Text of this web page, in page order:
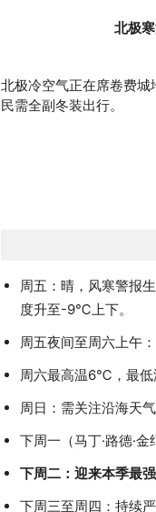
北极
北极冷空气正在席卷费
民需全副冬装出行。
周五：晴，风寒警
度升至-9℃上下。
周五夜间至周六上午
周六最高温6℃，最低
周日：需关注沿海天
下周一（马丁·路德·
下周二：迎来本季最强
下周三至周四：持续